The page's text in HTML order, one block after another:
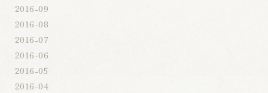
2016-09
2016-08
2016-07
2016-06
2016-05
2016-04